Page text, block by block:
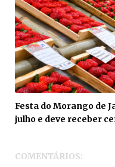
Festa do Morango de
julho e deve receber
COMENTÁRIOS: